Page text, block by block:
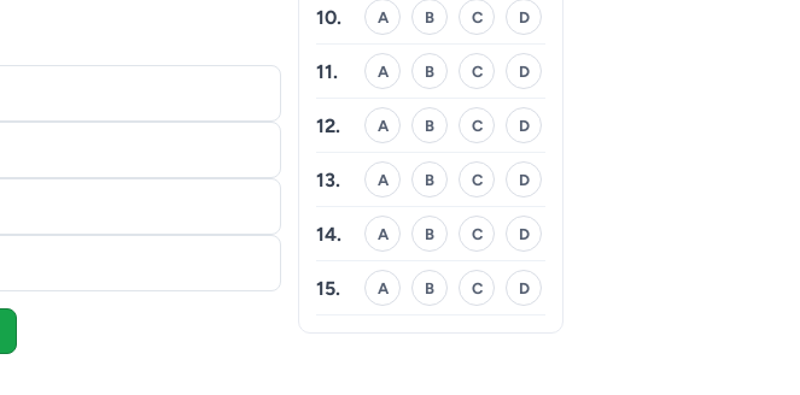
10. A B C D
11. A B C D
12. A B C D
13. A B C D
14. A B C D
15. A B C D